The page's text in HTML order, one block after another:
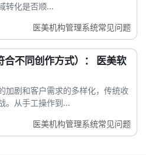
转化是否顺...
医美机构管理系统常见问题
不同创作方式）： 医美软
加剧和客户需求的多样化，传统收
。从手工操作到...
医美机构管理系统常见问题